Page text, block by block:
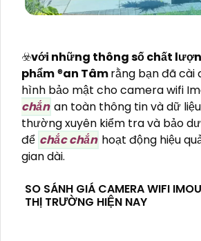
☣️với những thông số chất
phẩm®️an Tâmrằng bạn đã cài
hình bảo mật cho camera wifi
chắn an toàn thông tin và dữ
thường xuyên kiểm tra và bảo
để chắc chắn hoạt động hiệu
gian dài.
SO SÁNH GIÁ CAMERA WIFI
THỊ TRƯỜNG HIỆN NAY